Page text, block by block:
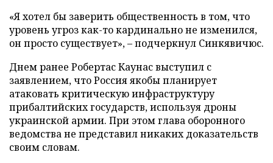
«Я хотел бы заверить общественность в том, что
уровень угроз как-то кардинально не изменился,
он просто существует», – подчеркнул Синкявичюс.
Днем ранее Робертас Каунас выступил с
заявлением, что Россия якобы планирует
атаковать критическую инфраструктуру
прибалтийских государств, используя дроны
украинской армии. При этом глава оборонного
ведомства не представил никаких доказательств
своим словам.